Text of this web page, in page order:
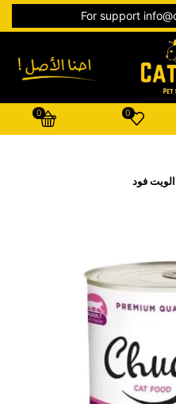
For support
0
0
الويت فود